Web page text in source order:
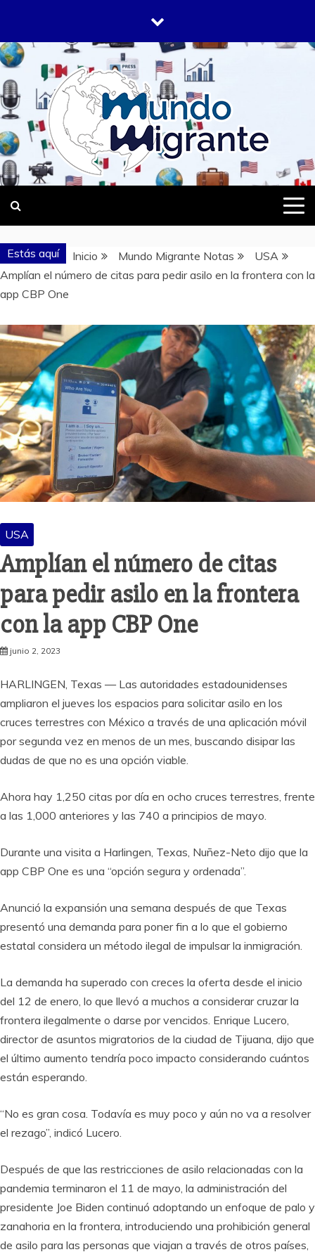
contenido
MUNDO
MIGRANTE
DONDE TODOS SOMOS MIGRANTES
Estás aquí Inicio Mundo Migrante Notas
USA
Amplían el número de citas para pedir asilo en la frontera con la
app CBP One
USA
Amplían el número de citas
para pedir asilo en la frontera
con la app CBP One
junio 2, 2023
HARLINGEN, Texas — Las autoridades estadounidenses
ampliaron el jueves los espacios para solicitar asilo en los
cruces terrestres con México a través de una aplicación móvil
por segunda vez en menos de un mes, buscando disipar las
dudas de que no es una opción viable.
Ahora hay 1,250 citas por día en ocho cruces terrestres, frente
a las 1,000 anteriores y las 740 a principios de mayo.
Durante una visita a Harlingen, Texas, Nuñez-Neto dijo que la
app CBP One es una “opción segura y ordenada”.
Anunció la expansión una semana después de que Texas
presentó una demanda para poner fin a lo que el gobierno
estatal considera un método ilegal de impulsar la inmigración.
La demanda ha superado con creces la oferta desde el inicio
del 12 de enero, lo que llevó a muchos a considerar cruzar la
frontera ilegalmente o darse por vencidos. Enrique Lucero,
director de asuntos migratorios de la ciudad de Tijuana, dijo que
el último aumento tendría poco impacto considerando cuántos
están esperando.
“No es gran cosa. Todavía es muy poco y aún no va a resolver
el rezago”, indicó Lucero.
Después de que las restricciones de asilo relacionadas con la
pandemia terminaron el 11 de mayo, la administración del
presidente Joe Biden continuó adoptando un enfoque de palo y
zanahoria en la frontera, introduciendo una prohibición general
de asilo para las personas que viajan a través de otros países,